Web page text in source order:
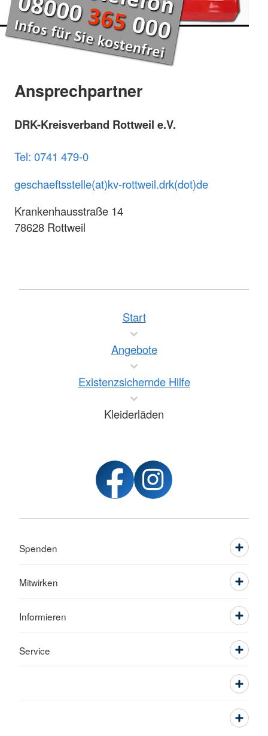
Ansprechpartner
DRK-Kreisverband Rottweil e.V.
Tel: 0741 479-0
geschaeftsstelle(at)kv-rottweil.drk(dot)de
Krankenhausstraße 14
78628 Rottweil
Start
Angebote
Existenzsichernde Hilfe
Kleiderläden
Spenden
Mitwirken
Informieren
Service